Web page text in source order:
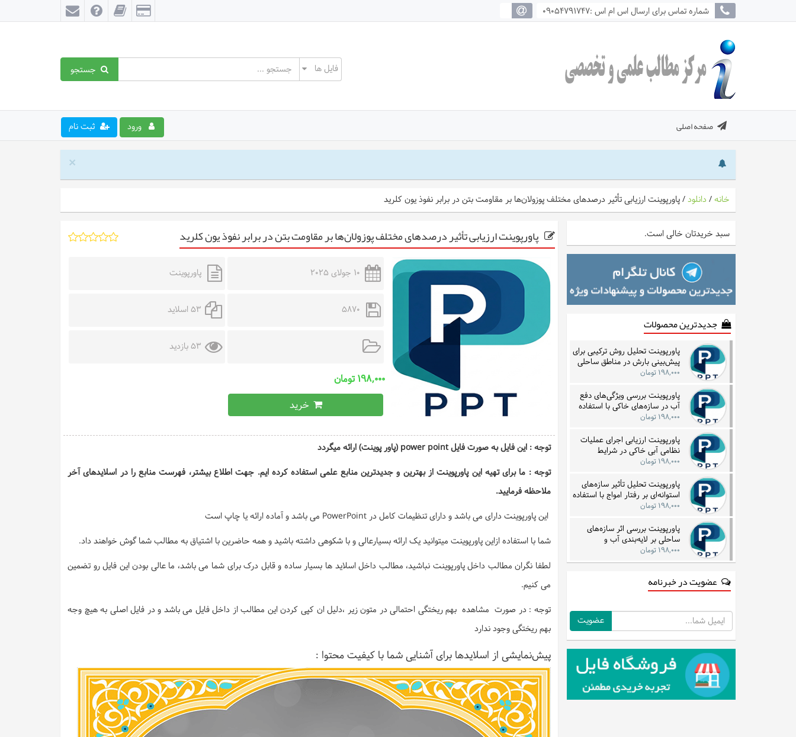
شماره تماس برای ارسال اس ام اس :09054791747
جستجو
صفحه اصلی ورود ثبت نام
×
خانه/ دانلود/پاورپوینت ارزیابی تأثیر درصدهای مختلف پوزولان‌ها بر مقاومت بتن در برابر نفوذ یون کلرید
پاورپوینت ارزیابی تأثیر درصدهای مختلف پوزولان‌ها بر مقاومت بتن در برابر نفوذ یون کلرید
10 جولای 2025 پاورپوینت
5870 53 اسلاید
53 بازدید
۱۹۸,۰۰۰ تومان
خرید
توجه : این فایل به صورت فایل power point (پاور پوینت) ارائه میگردد
توجه : ما برای تهیه این پاورپوینت از بهترین و جدیدترین منابع علمی استفاده کرده ایم. جهت اطلاع بیشتر، فهرست منابع را در اسلایدهای آخر
ملاحظه فرمایید.
این پاورپوینت دارای می باشد و دارای تنظیمات کامل در PowerPoint می باشد و آماده ارائه یا چاپ است
شما با استفاده ازاین پاورپوینت میتوانید یک ارائه بسیارعالی و با شکوهی داشته باشید و همه حاضرین با اشتیاق به مطالب شما گوش خواهند داد.
لطفا نگران مطالب داخل پاورپوینت نباشید، مطالب داخل اسلاید ها بسیار ساده و قابل درک برای شما می باشد، ما عالی بودن این فایل رو تضمین
می کنیم.
توجه : در صورت مشاهده بهم ریختگی احتمالی در متون زیر ،دلیل ان کپی کردن این مطالب از داخل فایل می باشد و در فایل اصلی به هیچ وجه
بهم ریختگی وجود ندارد
پیش‌نمایشی از اسلایدها برای آشنایی شما با کیفیت محتوا :
سبد خریدتان خالی است.
جدیدترین محصولات
پاورپوینت تحلیل روش ترکیبی برای
پیش‌بینی بارش در مناطق ساحلی
با بهره‌گیری از داده‌های زمانی
۱۹۸,۰۰۰ تومان
پاورپوینت بررسی ویژگی‌های دفع
آب در سازه‌های خاکی با استفاده
از فناوری‌های زیرسطحی
۱۹۸,۰۰۰ تومان
پاورپوینت ارزیابی اجرای عملیات
نظامی آبی خاکی در شرایط
نامساعد جوی و دریایی با تمرکز بر
۱۹۸,۰۰۰ تومان
پاورپوینت تحلیل تأثیر سازه‌های
استوانه‌ای بر رفتار امواج با استفاده
از مدل‌سازی گردابه‌ای
۱۹۸,۰۰۰ تومان
پاورپوینت بررسی اثر سازه‌های
ساحلی بر لایه‌بندی آب و
جریان‌های دریایی در مناطق شرقی
۱۹۸,۰۰۰ تومان
عضویت در خبرنامه
ایمیل